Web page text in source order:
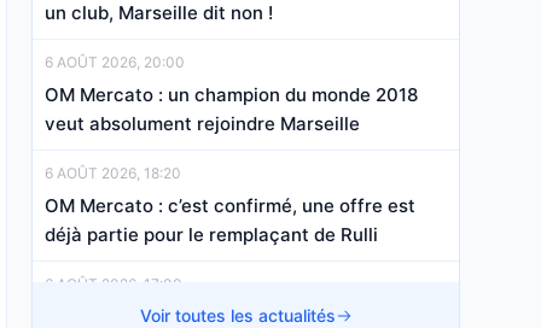
un club, Marseille dit non !
6 AOÛT 2026, 20:00
OM Mercato : un champion du monde 2018
veut absolument rejoindre Marseille
6 AOÛT 2026, 18:20
OM Mercato : c’est confirmé, une offre est
déjà partie pour le remplaçant de Rulli
6 AOÛT 2026, 17:00
OM Mercato : deux départs majeurs bouclés,
Voir toutes les actualités